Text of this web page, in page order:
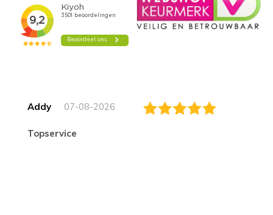
Addy 07-08-2026
topservice